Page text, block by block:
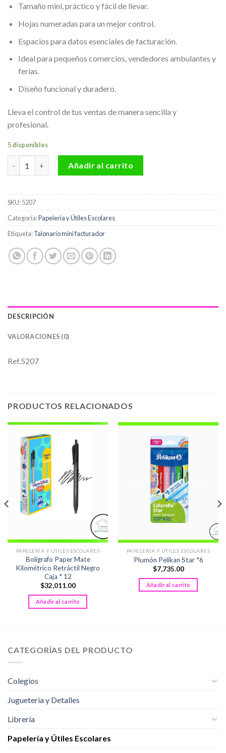
Tamaño mini, práctico y fácil de llevar.
Hojas numeradas para un mejor control.
Espacios para datos esenciales de facturación.
Ideal para pequeños comercios, vendedores ambulantes y
ferias.
Diseño funcional y duradero.
Lleva el control de tus ventas de manera sencilla y
profesional.
5 disponibles
Añadir al carrito
SKU:5207
Categoría:Papelería y Útiles Escolares
Etiqueta:Talonario mini facturador
DESCRIPCIÓN
VALORACIONES (0)
Ref.5207
PRODUCTOS RELACIONADOS
PAPELERÍA Y ÚTILES ESCOLARES
Bolígrafo Paper Mate
Kilométrico Retráctil Negro
Caja * 12
$32,011.00
Añadir al carrito
PAPELERÍA Y ÚTILES ESCOLARES
Plumón Pelikan Star *6
$7,735.00
Añadir al carrito
CATEGORÍAS DEL PRODUCTO
Colegios
Jugueteria y Detalles
Librería
Papelería y Útiles Escolares